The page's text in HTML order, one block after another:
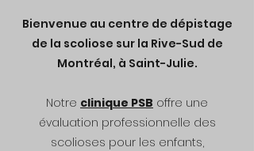
Bienvenue au centre de dépistage
de la scoliose sur la Rive-Sud de
Montréal, à Saint-Julie.
Notre clinique PSB offre une
évaluation professionnelle des
scolioses pour les enfants,